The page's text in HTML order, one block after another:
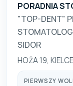
PORADNIA
"TOP-DENT"
SIDOR
HOŻA 19, KIELCE
PIERWSZY